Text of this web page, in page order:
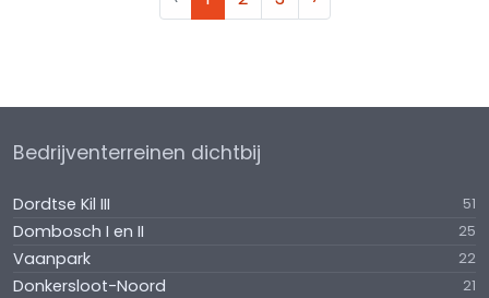
Bedrijventerreinen dichtbij
Dordtse Kil III 51
Dombosch I en II 25
Vaanpark 22
Donkersloot-Noord 21